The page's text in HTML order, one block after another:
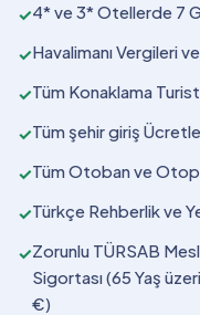
✓4* ve 3* Otellerde 7
✓Havalimanı Vergileri
✓Tüm Konaklama
✓Tüm şehir giriş
✓Tüm Otoban ve
✓Türkçe Rehberlik ve
✓Zorunlu TÜRSAB
Sigortası (65 Yaş
€)